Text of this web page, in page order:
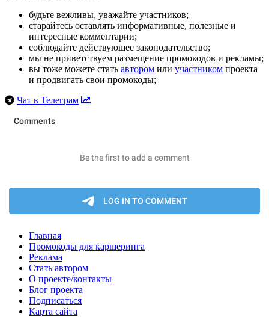
будьте вежливы, уважайте участников;
старайтесь оставлять информативные, полезные и
интересные комментарии;
соблюдайте действующее законодательство;
мы не приветствуем размещение промокодов и рекламы;
вы тоже можете стать автором или участником проекта
и продвигать свои промокоды;
Чат в Телеграм
Главная
Промокоды для каршеринга
Реклама
Стать автором
О проекте/контакты
Блог проекта
Подписаться
Карта сайта